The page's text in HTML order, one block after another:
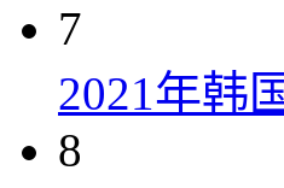
7
2021年韩
8